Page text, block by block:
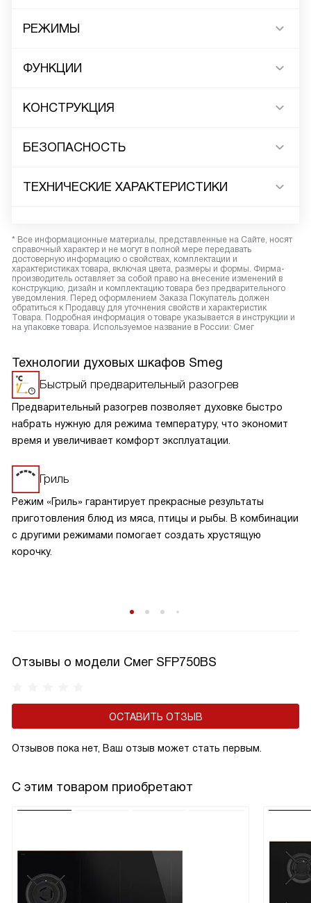
РЕЖИМЫ
ФУНКЦИИ
КОНСТРУКЦИЯ
БЕЗОПАСНОСТЬ
ТЕХНИЧЕСКИЕ ХАРАКТЕРИСТИКИ
* Все информационные материалы, представленные на Сайте, носят
справочный характер и не могут в полной мере передавать
достоверную информацию о свойствах, комплектации и
характеристиках товара, включая цвета, размеры и формы. Фирма-
производитель оставляет за собой право на внесение изменений в
конструкцию, дизайн и комплектацию товара без предварительного
уведомления. Перед оформлением Заказа Покупатель должен
обратиться к Продавцу для уточнения свойств и характеристик
Товара. Подробная информация о товаре указывается в инструкции и
на упаковке товара. Используемое название в России: Смег
Технологии духовых шкафов Smeg
Быстрый предварительный разогрев
Предварительный разогрев позволяет духовке быстро
набрать нужную для режима температуру, что экономит
время и увеличивает комфорт эксплуатации.
Гриль
Режим «Гриль» гарантирует прекрасные результаты
приготовления блюд из мяса, птицы и рыбы. В комбинации
с другими режимами помогает создать хрустящую
корочку.
Отзывы о модели Смег SFP750BS
ОСТАВИТЬ ОТЗЫВ
Отзывов пока нет, Ваш отзыв может стать первым.
С этим товаром приобретают